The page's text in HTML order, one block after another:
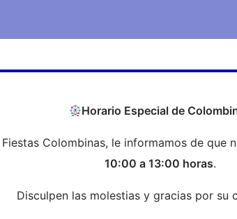
Noticias
Horario Especial de
Colombinas, le informamos de que
10:00 a 13:00 horas.
Disculpen las molestias y gracias por su